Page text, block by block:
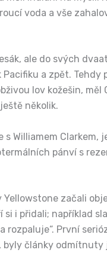
voda a vše
ale do svých
a zpět.
lov kožešin,
několik.
s Williamem
pánví s
Yellowstone začali
i přidali; například
rozpaluje“. První
byly články odmítnuty